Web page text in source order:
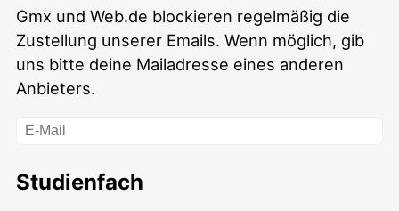
Gmx und Web.de blockieren regelmäßig die
Zustellung unserer Emails. Wenn möglich, gib
uns bitte deine Mailadresse eines anderen
Anbieters.
Studienfach